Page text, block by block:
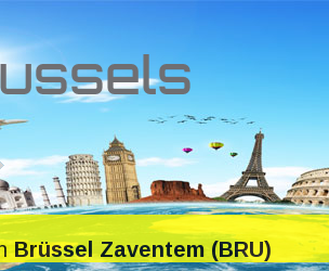
Brüssel Zaventem (BRU)